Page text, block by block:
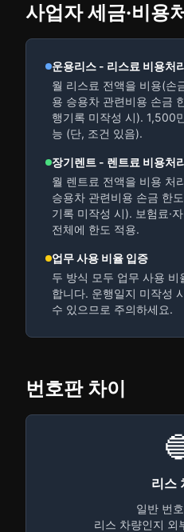
사업자 세금·비용
운용리스 - 리스료 비용처
월 리스료 전액을 비용(손
용 승용차 관련비용 손금
행기록 미작성 시). 1,500
능 (단, 조건 있음).
장기렌트 - 렌트료 비용처
월 렌트료 전액을 비용 처
승용차 관련비용 손금 한
기록 미작성 시). 보험료·
전체에 한도 적용.
업무 사용 비율 입증
두 방식 모두 업무 사용
합니다. 운행일지 미작성
수 있으므로 주의하세요.
번호판 차이
리스
일반 번
리스 차량인지 외